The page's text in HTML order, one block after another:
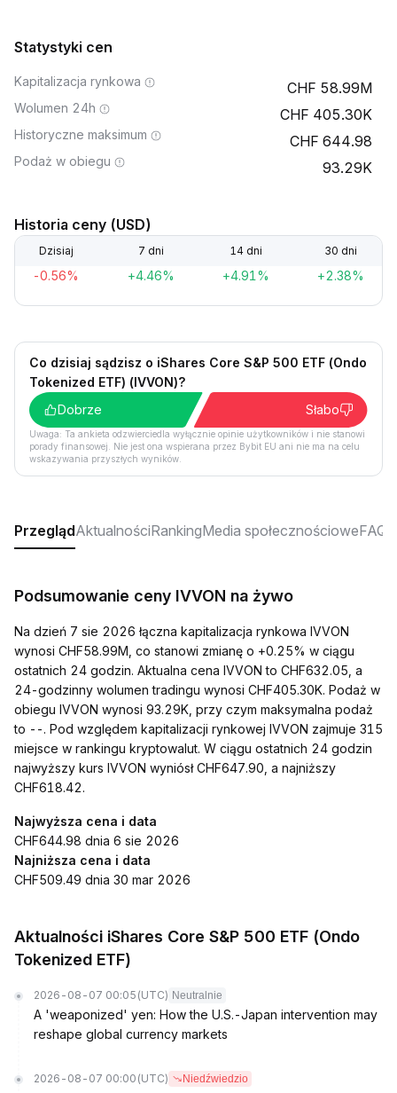
Statystyki cen
Kapitalizacja rynkowa 58.99M
Wolumen 24h 405.30K
Historyczne maksimum 644.98
Podaż w obiegu 93.29K
Historia ceny (USD)
Dzisiaj 7 dni 14 dni 30 dni
-0.56% +4.46% +4.91% +2.38%
Co dzisiaj sądzisz o iShares Core S&P 500 ETF (Ondo
Tokenized ETF) (IVVON)?
Dobrze
Słabo
Uwaga: Ta ankieta odzwierciedla wyłącznie opinie użytkowników i nie stanowi
porady finansowej. Nie jest ona wspierana przez Bybit EU ani nie ma na celu
wskazywania przyszłych wyników.
PrzeglądAktualnościRankingMedia społecznościoweFAQ
Podsumowanie ceny IVVON na żywo
Na dzień 7 sie 2026 łączna kapitalizacja rynkowa IVVON
wynosi CHF58.99M, co stanowi zmianę o +0.25% w ciągu
ostatnich 24 godzin. Aktualna cena IVVON to CHF632.05, a
24-godzinny wolumen tradingu wynosi CHF405.30K. Podaż w
obiegu IVVON wynosi 93.29K, przy czym maksymalna podaż
to --. Pod względem kapitalizacji rynkowej IVVON zajmuje 315
miejsce w rankingu kryptowalut. W ciągu ostatnich 24 godzin
najwyższy kurs IVVON wyniósł CHF647.90, a najniższy
CHF618.42.
Najwyższa cena i data
CHF644.98 dnia 6 sie 2026
Najniższa cena i data
CHF509.49 dnia 30 mar 2026
Aktualności iShares Core S&P 500 ETF (Ondo
Tokenized ETF)
2026-08-07 00:05 (UTC) Neutralnie
A 'weaponized' yen: How the U.S.-Japan intervention may
reshape global currency markets
2026-08-07 00:00 (UTC) Niedźwiedzio